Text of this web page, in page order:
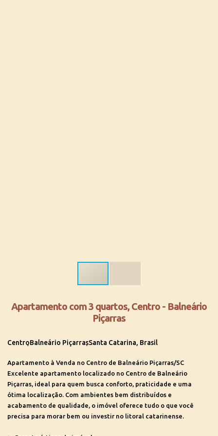
Apartamento com 3 quartos, Centro - Balneário
Piçarras
CentroBalneário PiçarrasSanta Catarina, Brasil
Apartamento à Venda no Centro de Balneário Piçarras/SC
Excelente apartamento localizado no Centro de Balneário
Piçarras, ideal para quem busca conforto, praticidade e uma
ótima localização. Com ambientes bem distribuídos e
acabamento de qualidade, o imóvel oferece tudo o que você
precisa para morar bem ou investir no litoral catarinense.